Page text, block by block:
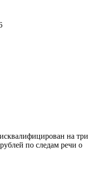
на три
по следам речи о